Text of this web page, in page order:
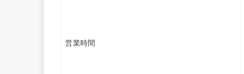
営業時間